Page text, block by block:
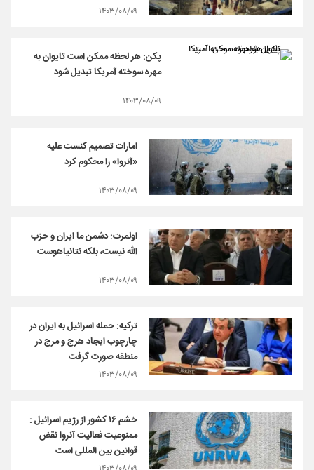
۱۴۰۳/۰۸/۰۹
پکن: هر لحظه ممکن است تایوان به
مهره‌ سوخته آمریکا تبدیل شود
۱۴۰۳/۰۸/۰۹
امارات تصمیم کنست علیه
«آنروا» را محکوم کرد
۱۴۰۳/۰۸/۰۹
اولمرت: دشمن ما ایران و حزب
الله نیست، بلکه نتانیاهوست
۱۴۰۳/۰۸/۰۹
ترکیه: حمله اسرائیل به ایران در
چارچوب ایجاد هرج و مرج در
منطقه صورت گرفت
۱۴۰۳/۰۸/۰۹
خشم ۱۶ کشور از رژیم اسرائیل :
ممنوعیت فعالیت آنروا نقض
قوانین بین المللی است